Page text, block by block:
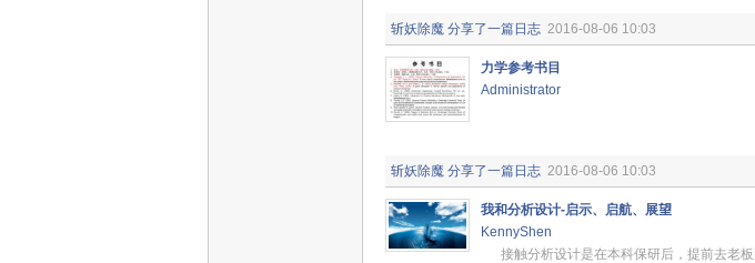
斩妖除魔 分享了一篇日志 2016-08-06 10:03
力学参考书目
Administrator
斩妖除魔 分享了一篇日志 2016-08-06 10:03
我和分析设计-启示、启航、展望
KennyShen
接触分析设计是在本科保研后，提前去老